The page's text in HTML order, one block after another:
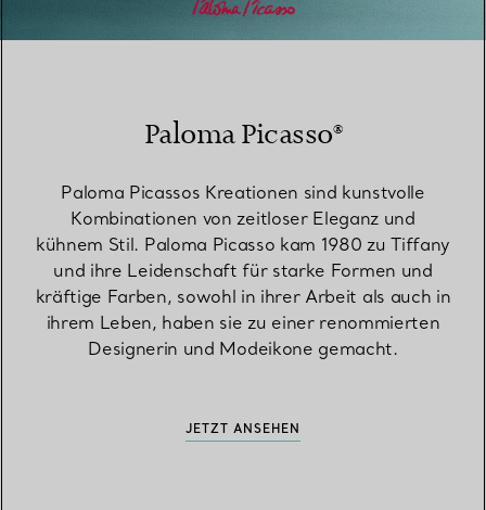
Paloma Picasso®
Paloma Picassos Kreationen sind kunstvolle
Kombinationen von zeitloser Eleganz und
kühnem Stil. Paloma Picasso kam 1980 zu Tiffany
und ihre Leidenschaft für starke Formen und
kräftige Farben, sowohl in ihrer Arbeit als auch in
ihrem Leben, haben sie zu einer renommierten
Designerin und Modeikone gemacht.
JETZT ANSEHEN